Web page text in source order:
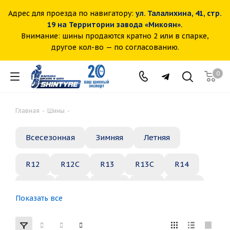
Адрес для проезда по навигатору: ул. Талалихина, 41, стр.
19 на Территории завода «Микоян».
Внимание: шины продаются кратно 2 или в спарке,
другое кол-во — по согласованию.
0
Главная - Шины -
Всесезонная Зимняя Летняя
R12 R12C R13 R13C R14
Показать все